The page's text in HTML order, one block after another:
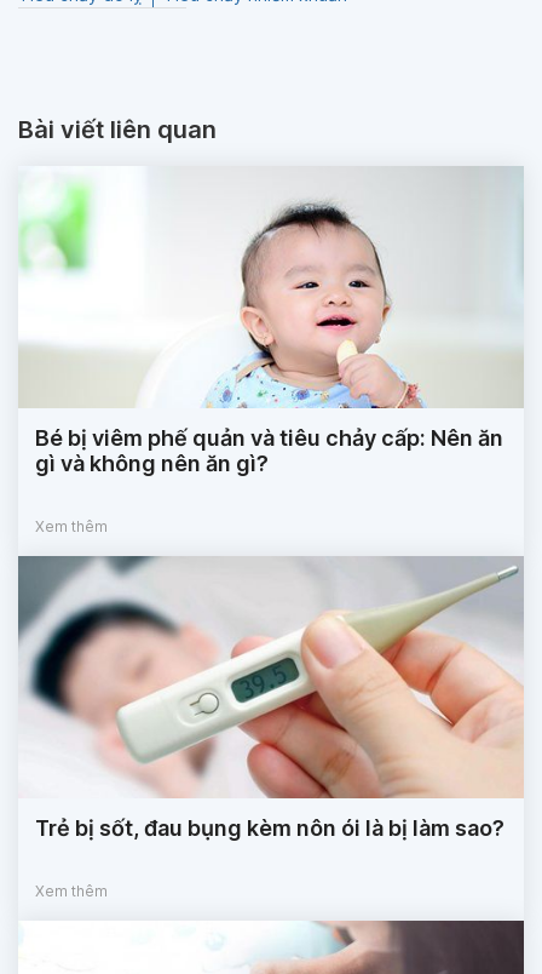
Bài viết liên quan
Bé bị viêm phế quản và tiêu chảy cấp: Nên ăn
gì và không nên ăn gì?
Xem thêm
Trẻ bị sốt, đau bụng kèm nôn ói là bị làm sao?
Xem thêm